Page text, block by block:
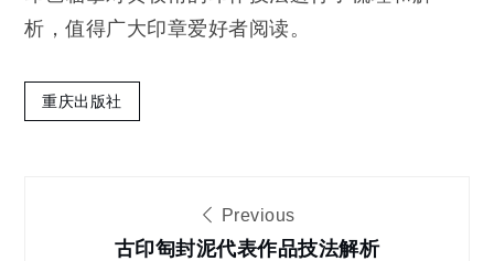
析，值得广大印章爱好者阅读。
重庆出版社
Previous
古印匋封泥代表作品技法解析